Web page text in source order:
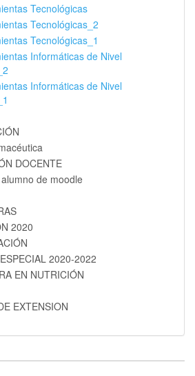
Tecnológicas
Tecnológicas_2
Tecnológicas_1
Informáticas de Nivel
Informáticas de Nivel
DOCENTE
de moodle
2020
2020-2022
EN NUTRICIÓN
EXTENSION